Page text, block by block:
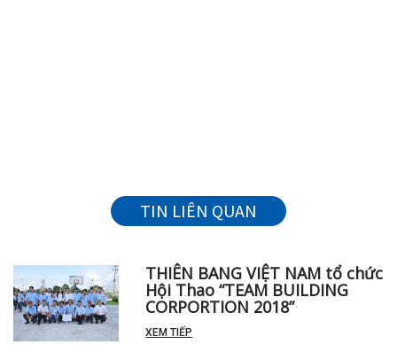
TIN LIÊN QUAN
THIÊN BANG VIỆT NAM tổ chức
Hội Thao “TEAM BUILDING
CORPORTION 2018”
XEM TIẾP